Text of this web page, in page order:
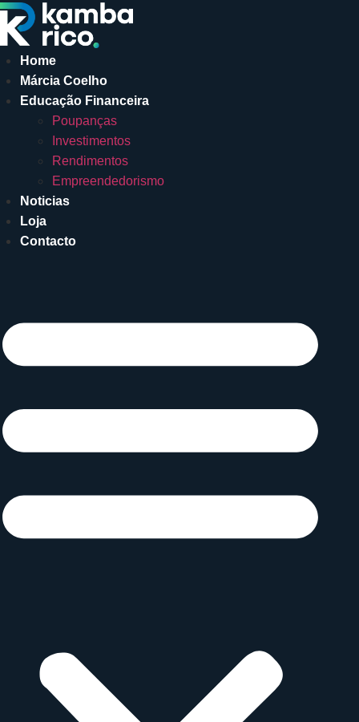
Pular
para
o
conteúdo
Home
Márcia Coelho
Educação Financeira
Poupanças
Investimentos
Rendimentos
Empreendedorismo
Noticias
Loja
Contacto